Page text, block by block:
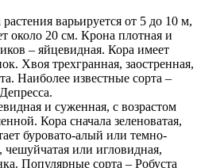
варьируется от 5 до 10 м,
около 20 см. Крона плотная и
– яйцевидная. Кора имеет
Хвоя трехгранная, заостренная,
Наиболее известные сорта –
и суженная, с возрастом
Кора сначала зеленоватая,
буровато-алый или темно-
или игловидная,
Популярные сорта – Робуста